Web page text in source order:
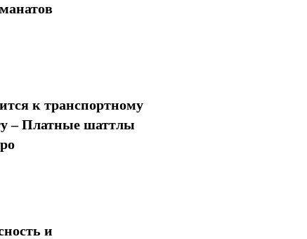
к транспортному
– Платные шаттлы
и